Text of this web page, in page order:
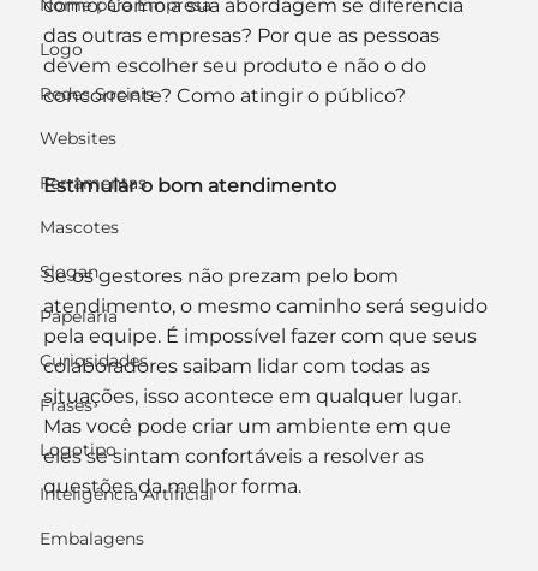
Nome para Empresa
Logo
Redes Sociais
Websites
Ferramentas
Mascotes
Slogan
Papelaria
Curiosidades
Frases
Logotipo
Inteligência Artificial
Embalagens
como: Como a sua abordagem se diferencia
das outras empresas? Por que as pessoas
devem escolher seu produto e não o do
concorrente? Como atingir o público?
Estimular o bom atendimento
Se os gestores não prezam pelo bom
atendimento, o mesmo caminho será seguido
pela equipe. É impossível fazer com que seus
colaboradores saibam lidar com todas as
situações, isso acontece em qualquer lugar.
Mas você pode criar um ambiente em que
eles se sintam confortáveis a resolver as
questões da melhor forma.